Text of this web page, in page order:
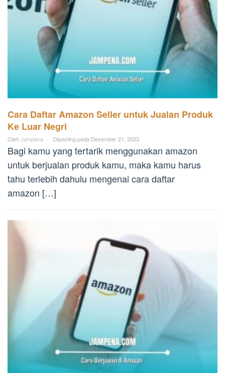
Cara Daftar Amazon Seller untuk Jualan Produk
Ke Luar Negri
OlehJampena Diposting pada Desember 21, 2023
Bagi kamu yang tertarik menggunakan amazon
untuk berjualan produk kamu, maka kamu harus
tahu terlebih dahulu mengenai cara daftar
amazon […]